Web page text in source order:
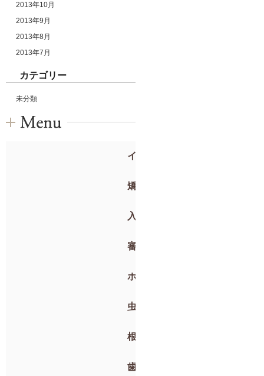
2013年10月
2013年9月
2013年8月
2013年7月
カテゴリー
未分類
インプラント
矯正歯科
入れ歯
審美歯科
ホワイトニング
虫歯治療・抜歯
根管治療
歯周病